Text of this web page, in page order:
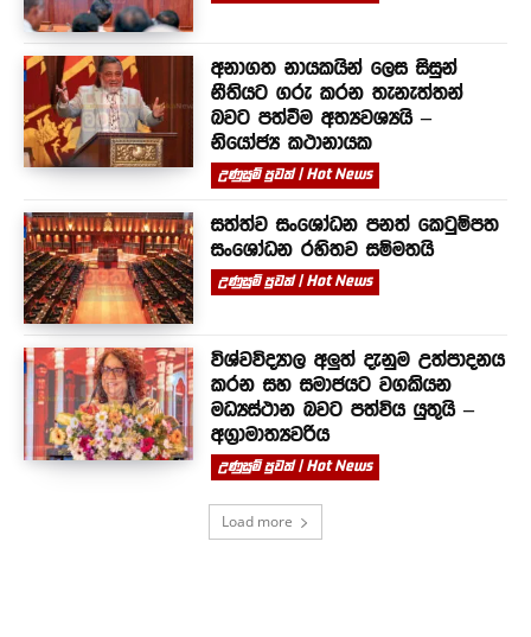
අනාගත නායකයින් ලෙස සිසුන්
නීතියට ගරු කරන තැනැත්තන්
බවට පත්වීම අත්‍යවශ්‍යයි –
නියෝජ්‍ය කථානායක
උණුසුම් පුවත් | Hot News
සත්ත්ව සංශෝධන පනත් කෙටුම්පත
සංශෝධන රහිතව සම්මතයි
උණුසුම් පුවත් | Hot News
විශ්වවිද්‍යාල අලුත් දැනුම උත්පාදනය
කරන සහ සමාජයට වගකියන
මධ්‍යස්ථාන බවට පත්විය යුතුයි –
අග්‍රාමාත්‍යවරිය
උණුසුම් පුවත් | Hot News
Load more